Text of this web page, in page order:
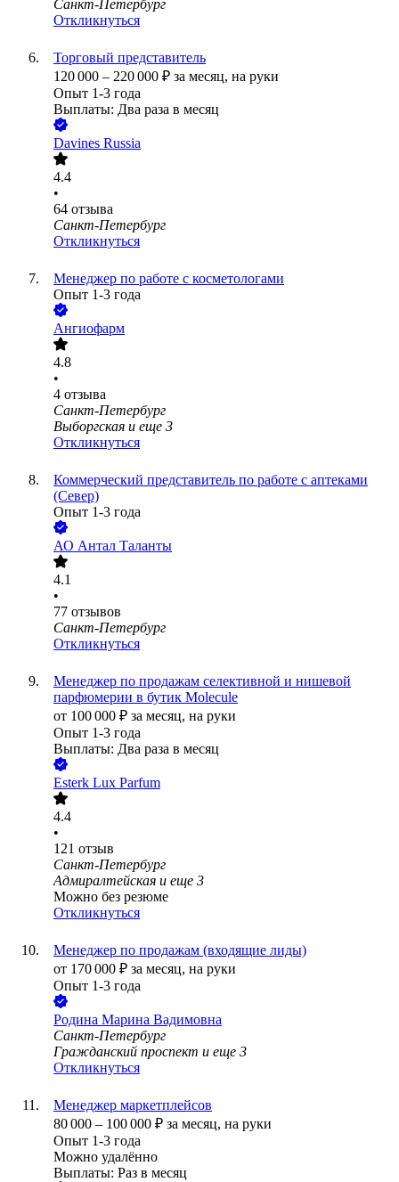
Санкт-Петербург
Откликнуться
Торговый представитель
120 000 – 220 000 ₽ за месяц, на руки
Опыт 1-3 года
Выплаты: Два раза в месяц
Davines Russia
4.4
•
64 отзыва
Санкт-Петербург
Откликнуться
Менеджер по работе с косметологами
Опыт 1-3 года
Ангиофарм
4.8
•
4 отзыва
Санкт-Петербург
Выборгская и еще 3
Откликнуться
Коммерческий представитель по работе с аптеками
(Север)
Опыт 1-3 года
АО Антал Таланты
4.1
•
77 отзывов
Санкт-Петербург
Откликнуться
Менеджер по продажам селективной и нишевой
парфюмерии в бутик Molecule
от 100 000 ₽ за месяц, на руки
Опыт 1-3 года
Выплаты: Два раза в месяц
Esterk Lux Parfum
4.4
•
121 отзыв
Санкт-Петербург
Адмиралтейская и еще 3
Можно без резюме
Откликнуться
Менеджер по продажам (входящие лиды)
от 170 000 ₽ за месяц, на руки
Опыт 1-3 года
Родина Марина Вадимовна
Санкт-Петербург
Гражданский проспект и еще 3
Откликнуться
Менеджер маркетплейсов
80 000 – 100 000 ₽ за месяц, на руки
Опыт 1-3 года
Можно удалённо
Выплаты: Раз в месяц